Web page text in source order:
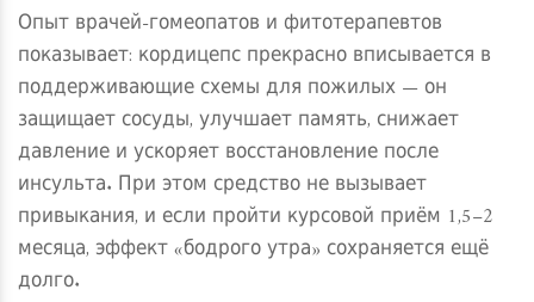
Опыт врачей-гомеопатов и фитотерапевтов
показывает: кордицепс прекрасно вписывается в
поддерживающие схемы для пожилых — он
защищает сосуды, улучшает память, снижает
давление и ускоряет восстановление после
инсульта. При этом средство не вызывает
привыкания, и если пройти курсовой приём 1,5–2
месяца, эффект «бодрого утра» сохраняется ещё
долго.